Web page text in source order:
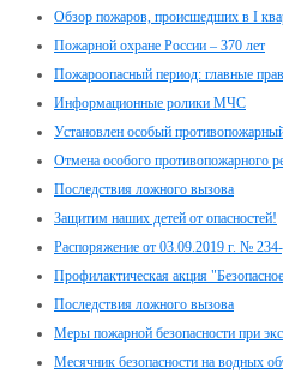
Обзор пожаров, происшедших в I
Пожарной охране России – 370 лет
Пожароопасный период: главные
Информационные ролики МЧС
Установлен особый
Отмена особого противопожарного
Последствия ложного вызова
Защитим наших детей от опасностей!
Распоряжение от 03.09.2019
Профилактическая акция
Последствия ложного вызова
Меры пожарной безопасности при
Месячник безопасности на водных